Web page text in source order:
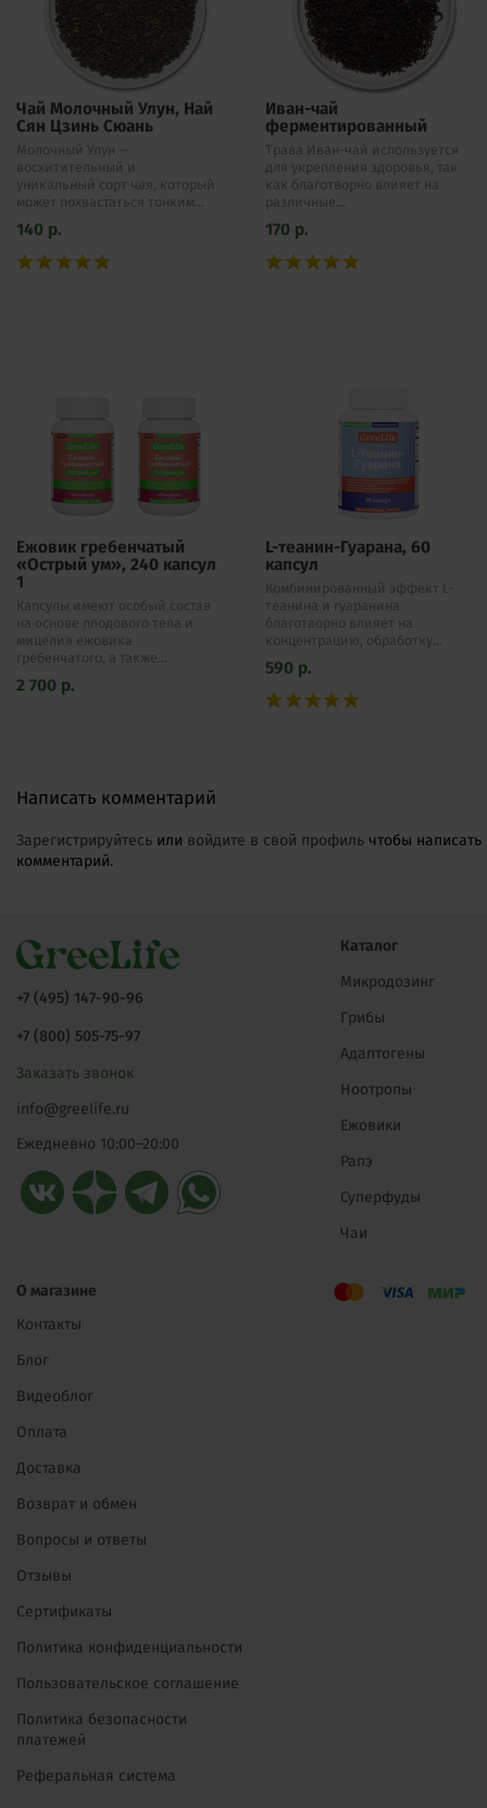
Чай Молочный Улун, Най
Сян Цзинь Сюань
Молочный Улун —
восхитительный и
уникальный сорт чая, который
может похвастаться тонким...
140 р.
Иван-чай
ферментированный
Трава Иван-чай используется
для укрепления здоровья, так
как благотворно влияет на
различные...
170 р.
Ежовик гребенчатый
«Острый ум», 240 капсул
1
Капсулы имеют особый состав
на основе плодового тела и
мицелия ежовика
гребенчатого, а также...
2 700 р.
L-теанин-Гуарана, 60
капсул
Комбинированный эффект L-
теанина и гуаранина
благотворно влияет на
концентрацию, обработку...
590 р.
Написать комментарий
Зарегистрируйтесь или войдите в свой профиль чтобы написать
комментарий.
+7 (495) 147-90-96
+7 (800) 505-75-97
Заказать звонок
info@greelife.ru
Ежедневно 10:00–20:00
Каталог
Микродозинг
Грибы
Адаптогены
Ноотропы
Ежовики
Рапэ
Суперфуды
Чаи
О магазине
Контакты
Блог
Видеоблог
Оплата
Доставка
Возврат и обмен
Вопросы и ответы
Отзывы
Сертификаты
Политика конфиденциальности
Пользовательское соглашение
Политика безопасности
платежей
Реферальная система